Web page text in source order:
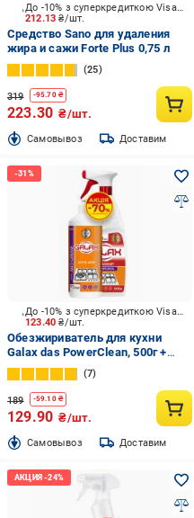
212.13₴/шт.
До -10% з суперкредиткою Visa Вигода
Средство Sano для удаления
жира и сажи Forte Рlus 0,75 л
25
319 -95.70₴
223.30 ₴/шт.
Cамовывоз Доставим
123.40₴/шт.
До -10% з суперкредиткою Visa Вигода
Обезжириватель для кухни
Galax das PowerClean, 500г +
Средство для удаления жира с
кухонных поверхностей GALAX
das Power Clean 500г 500 г
7
189 -59.10₴
129.90 ₴/шт.
Cамовывоз Доставим